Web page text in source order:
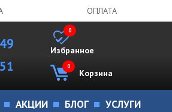
ОПЛАТА
Избранное
0
Корзина
0
АКЦИИ БЛОГ УСЛУГИ